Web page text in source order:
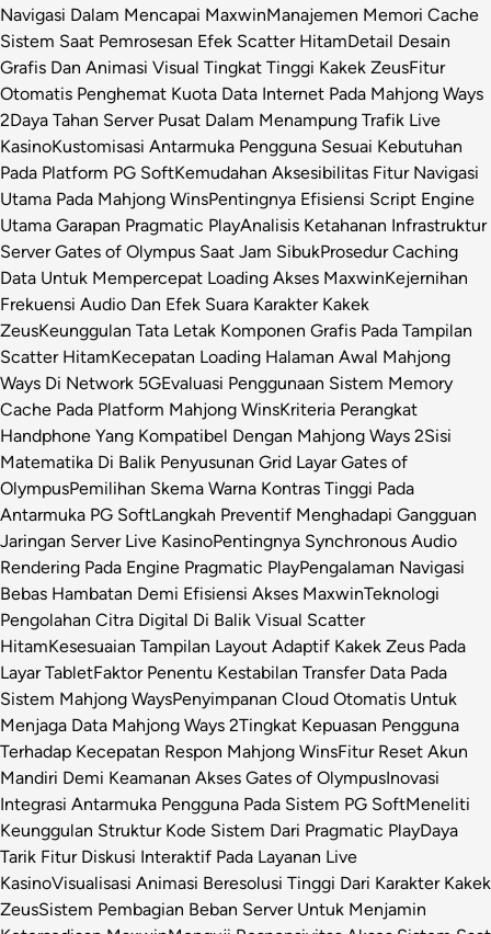
Navigasi Dalam Mencapai MaxwinManajemen Memori Cache
Sistem Saat Pemrosesan Efek Scatter HitamDetail Desain
Grafis Dan Animasi Visual Tingkat Tinggi Kakek ZeusFitur
Otomatis Penghemat Kuota Data Internet Pada Mahjong Ways
2Daya Tahan Server Pusat Dalam Menampung Trafik Live
KasinoKustomisasi Antarmuka Pengguna Sesuai Kebutuhan
Pada Platform PG SoftKemudahan Aksesibilitas Fitur Navigasi
Utama Pada Mahjong WinsPentingnya Efisiensi Script Engine
Utama Garapan Pragmatic PlayAnalisis Ketahanan Infrastruktur
Server Gates of Olympus Saat Jam SibukProsedur Caching
Data Untuk Mempercepat Loading Akses MaxwinKejernihan
Frekuensi Audio Dan Efek Suara Karakter Kakek
ZeusKeunggulan Tata Letak Komponen Grafis Pada Tampilan
Scatter HitamKecepatan Loading Halaman Awal Mahjong
Ways Di Network 5GEvaluasi Penggunaan Sistem Memory
Cache Pada Platform Mahjong WinsKriteria Perangkat
Handphone Yang Kompatibel Dengan Mahjong Ways 2Sisi
Matematika Di Balik Penyusunan Grid Layar Gates of
OlympusPemilihan Skema Warna Kontras Tinggi Pada
Antarmuka PG SoftLangkah Preventif Menghadapi Gangguan
Jaringan Server Live KasinoPentingnya Synchronous Audio
Rendering Pada Engine Pragmatic PlayPengalaman Navigasi
Bebas Hambatan Demi Efisiensi Akses MaxwinTeknologi
Pengolahan Citra Digital Di Balik Visual Scatter
HitamKesesuaian Tampilan Layout Adaptif Kakek Zeus Pada
Layar TabletFaktor Penentu Kestabilan Transfer Data Pada
Sistem Mahjong WaysPenyimpanan Cloud Otomatis Untuk
Menjaga Data Mahjong Ways 2Tingkat Kepuasan Pengguna
Terhadap Kecepatan Respon Mahjong WinsFitur Reset Akun
Mandiri Demi Keamanan Akses Gates of OlympusInovasi
Integrasi Antarmuka Pengguna Pada Sistem PG SoftMeneliti
Keunggulan Struktur Kode Sistem Dari Pragmatic PlayDaya
Tarik Fitur Diskusi Interaktif Pada Layanan Live
KasinoVisualisasi Animasi Beresolusi Tinggi Dari Karakter Kakek
ZeusSistem Pembagian Beban Server Untuk Menjamin